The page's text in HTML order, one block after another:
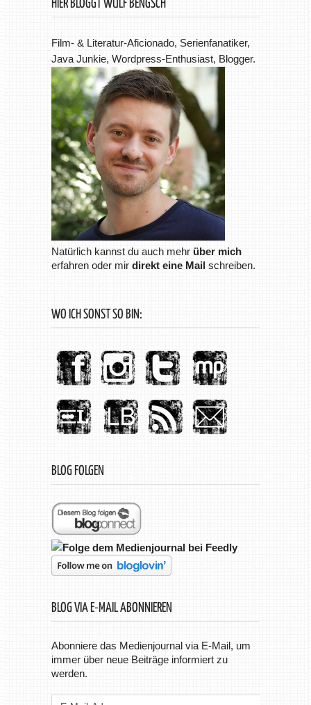
HIER BLOGGT WULF BENGSCH
Film- & Literatur-Aficionado, Serienfanatiker,
Java Junkie, Wordpress-Enthusiast, Blogger.
Natürlich kannst du auch mehr über mich
erfahren oder mir direkt eine Mailschreiben.
WO ICH SONST SO BIN:
BLOG FOLGEN
BLOG VIA E-MAIL ABONNIEREN
Abonniere das Medienjournal via E-Mail, um
immer über neue Beiträge informiert zu
werden.